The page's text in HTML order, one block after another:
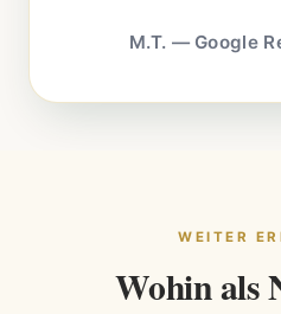
M.T. — Google
WEITER
Wohin als